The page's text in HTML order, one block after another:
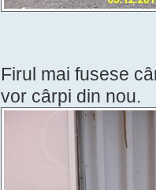
Firul mai fusese
vor cârpi din nou.